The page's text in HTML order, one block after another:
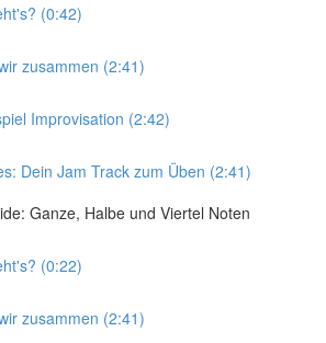
(0:42)
zusammen (2:41)
Improvisation (2:42)
Dein Jam Track zum Üben (2:41)
Ganze, Halbe und Viertel Noten
(0:22)
zusammen (2:41)